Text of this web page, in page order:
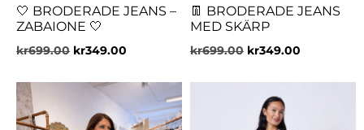
🤍 BRODERADE JEANS –
ZABAIONE 🤍
kr699.00 kr349.00
👖 BRODERADE JEANS
MED SKÄRP
kr699.00 kr349.00